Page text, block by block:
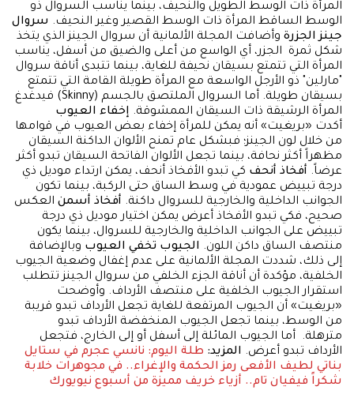
المرأة ذات الوسط الطويل والنحيف، بينما يناسب السروال ذو
الوسط الساقط المرأة ذات الوسط القصير وغير النحيف. سروال
جينز الجزرة وأضافت المجلة الألمانية أن سروال الجينز الذي يتخذ
شكل ثمرة الجزر، أي الواسع من أعلى والضيق من أسفل، يناسب
المرأة التي تتمتع بسيقان نحيفة للغاية، بينما تتبدى أناقة سروال
"مارلين" ذو الأرجل الواسعة مع المرأة طويلة القامة التي تتمتع
بسيقان طويلة. أما السروال الملتصق بالجسم (Skinny) فيدغدغ
المرأة الرشيقة ذات السيقان الممشوقة. إخفاء العيوب
أكدت «بريغيت» أنه يمكن للمرأة إخفاء بعض العيوب في قوامها
من خلال لون الجينز؛ فبشكل عام تمنح الألوان الداكنة السيقان
مظهراً أكثر نحافة، بينما تجعل الألوان الفاتحة السيقان تبدو أكثر
عرضاً. أفخاذ أنحف كي تبدو الأفخاذ أنحف، يمكن ارتداء موديل ذي
درجة تبييض عمودية في وسط الساق حتى الركبة، بينما تكون
الجوانب الداخلية والخارجية للسروال داكنة. أفخاذ أسمن العكس
صحيح، فكي تبدو الأفخاذ أعرض يمكن اختيار موديل ذي درجة
تبييض على الجوانب الداخلية والخارجية للسروال، بينما يكون
منتصف الساق داكن اللون. الجيوب تخفي العيوب وبالإضافة
إلى ذلك، شددت المجلة الألمانية على عدم إغفال وضعية الجيوب
الخلفية، مؤكدة أن أناقة الجزء الخلفي من سروال الجينز تتطلب
استقرار الجيوب الخلفية على منتصف الأرداف. وأوضحت
«بريغيت» أن الجيوب المرتفعة للغاية تجعل الأرداف تبدو قريبة
من الوسط، بينما تجعل الجيوب المنخفضة الأرداف تبدو
مترهلة. أما الجيوب المائلة إلى أسفل أو إلى الخارج، فتجعل
الأرداف تبدو أعرض. المزيد: طلة اليوم: نانسي عجرم في ستايل
بناتي لطيف الأفعى رمز الحكمة والإغراء.. في مجوهرات خلابة
شكراً فيفيان تام.. أزياء خريف مميزة من أسبوع نيويورك